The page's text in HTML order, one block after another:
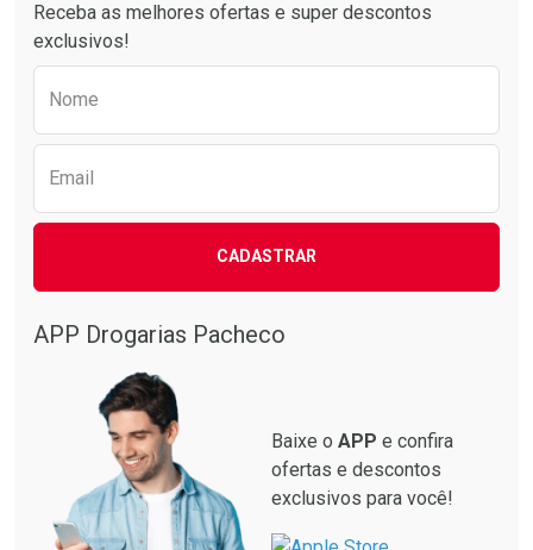
Receba as melhores ofertas e super descontos
exclusivos!
Nome
Email
CADASTRAR
APP Drogarias Pacheco
Baixe o APP e confira
ofertas e descontos
exclusivos para você!